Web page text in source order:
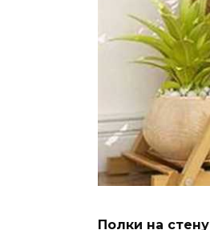
Полки на стену